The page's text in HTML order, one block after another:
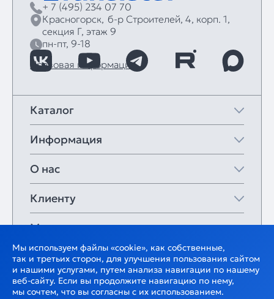
+ 7 (495) 234 07 70
Красногорск, б‑р Строителей, 4, корп. 1,
секция Г, этаж 9
пн-пт, 9-18
Правовая информация
Каталог
Информация
О нас
Клиенту
Мои закладки
Мы используем файлы «cookie», как собственные,
так и третьих сторон, для улучшения пользования сайтом
и нашими услугами, путем анализа навигации по нашему
веб-сайту. Если вы продолжите навигацию по нему,
мы сочтем, что вы согласны с их использованием.